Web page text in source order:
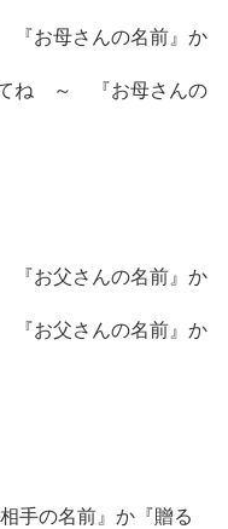
お母さんの名前』か
てね ～ 『お母さんの
お父さんの名前』か
お父さんの名前』か
の名前』か『贈る